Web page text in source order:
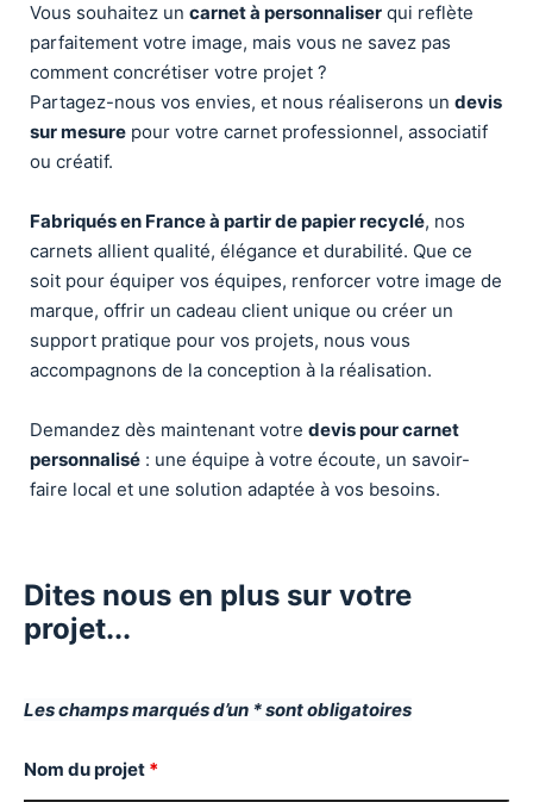
Vous souhaitez un carnet à personnaliser qui reflète
parfaitement votre image, mais vous ne savez pas
comment concrétiser votre projet ?
Partagez-nous vos envies, et nous réaliserons un devis
sur mesure pour votre carnet professionnel, associatif
ou créatif.
Fabriqués en France à partir de papier recyclé, nos
carnets allient qualité, élégance et durabilité. Que ce
soit pour équiper vos équipes, renforcer votre image de
marque, offrir un cadeau client unique ou créer un
support pratique pour vos projets, nous vous
accompagnons de la conception à la réalisation.
Demandez dès maintenant votre devis pour carnet
personnalisé : une équipe à votre écoute, un savoir-
faire local et une solution adaptée à vos besoins.
Dites nous en plus sur votre
projet...
Les champs marqués d’un * sont obligatoires
Nom du projet *